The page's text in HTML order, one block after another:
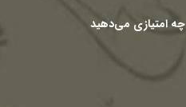
امتیازی می‌دهید